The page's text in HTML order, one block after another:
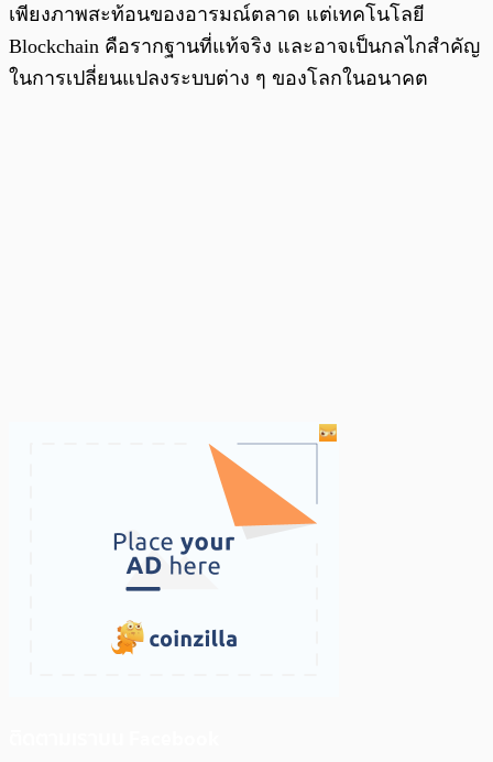
เพียงภาพสะท้อนของอารมณ์ตลาด แต่เทคโนโลยี
Blockchain คือรากฐานที่แท้จริง และอาจเป็นกลไกสำคัญ
ในการเปลี่ยนแปลงระบบต่าง ๆ ของโลกในอนาคต